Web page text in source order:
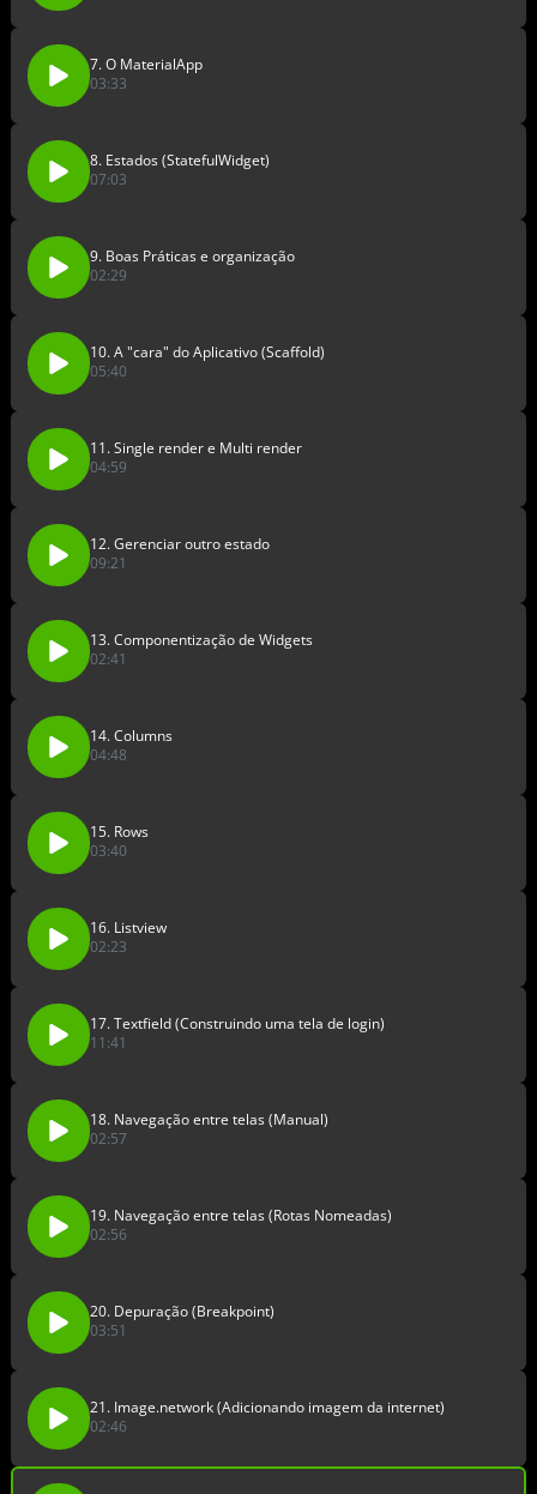
7. O MaterialApp
03:33
8. Estados (StatefulWidget)
07:03
9. Boas Práticas e organização
02:29
10. A "cara" do Aplicativo (Scaffold)
05:40
11. Single render e Multi render
04:59
12. Gerenciar outro estado
09:21
13. Componentização de Widgets
02:41
14. Columns
04:48
15. Rows
03:40
16. Listview
02:23
17. Textfield (Construindo uma tela de login)
11:41
18. Navegação entre telas (Manual)
02:57
19. Navegação entre telas (Rotas Nomeadas)
02:56
20. Depuração (Breakpoint)
03:51
21. Image.network (Adicionando imagem da internet)
02:46